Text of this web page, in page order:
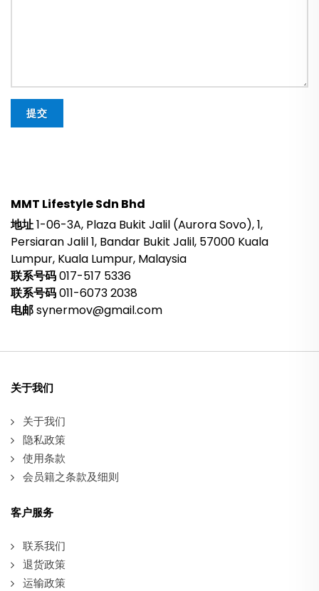
提交
MMT Lifestyle Sdn Bhd
地址1-06-3A, Plaza Bukit Jalil (Aurora Sovo), 1,
Persiaran Jalil 1, Bandar Bukit Jalil, 57000 Kuala
Lumpur, Kuala Lumpur, Malaysia
联系号码017-517 5336
联系号码011-6073 2038
电邮synermov@gmail.com
关于我们
关于我们
隐私政策
使用条款
会员籍之条款及细则
客户服务
联系我们
退货政策
运输政策